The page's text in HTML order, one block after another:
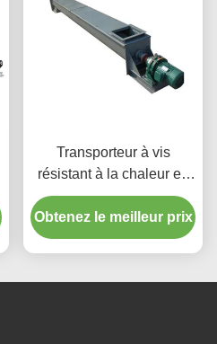
Transporteur à vis
résistant à la chaleur en
acier inoxydable pour
applications industrielles
Obtenez le meilleur prix